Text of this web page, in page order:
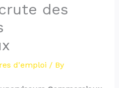
des
d'emploi / By